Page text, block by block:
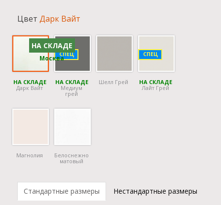
НА СКЛАДЕ
Москва
Цвет Дарк Вайт
НА СКЛАДЕ
Дарк Вайт
СПЕЦ
НА СКЛАДЕ
Медиум
грей
Шелл Грей
СПЕЦ
НА СКЛАДЕ
Лайт Грей
Магнолия
Белоснежно
матовый
Стандартные размеры
Нестандартные размеры